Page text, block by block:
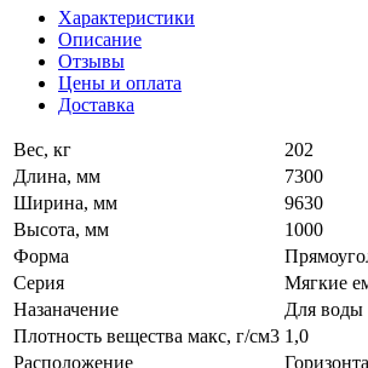
Характеристики
Описание
Отзывы
Цены и оплата
Доставка
Вес, кг
202
Длина, мм
7300
Ширина, мм
9630
Высота, мм
1000
Форма
Серия
Мягкие
Назаначение
Для воды
Плотность вещества макс, г/см3 1,0
Расположение